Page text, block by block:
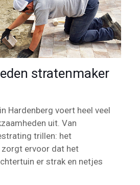
stratenmaker
Hardenberg voert heel veel
uit. Van
trillen: het
ervoor dat het
er strak en netjes